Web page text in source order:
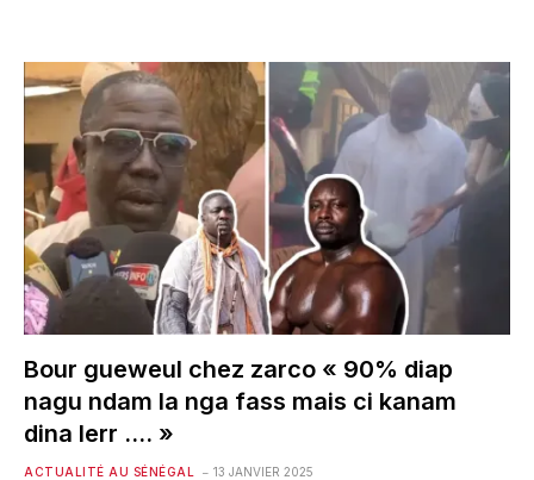
Bour gueweul chez zarco « 90% diap
nagu ndam la nga fass mais ci kanam
dina lerr …. »
ACTUALITÉ AU SÉNÉGAL 13 JANVIER 2025